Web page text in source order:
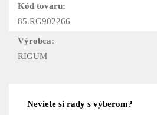
Kód tovaru:
85.RG902266
Výrobca:
RIGUM
Neviete si rady s výberom?